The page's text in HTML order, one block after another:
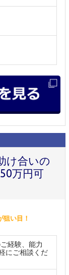
け合いの
万円可
狙い目！
経験、能力
にご相談くだ